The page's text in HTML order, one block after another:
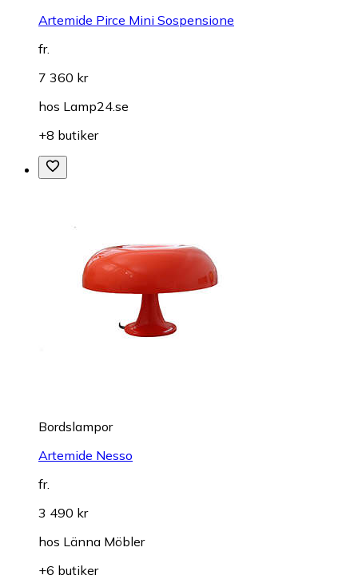
Artemide Pirce Mini Sospensione
fr.
7 360 kr
hos Lamp24.se
+8 butiker
Bordslampor
Artemide Nesso
fr.
3 490 kr
hos Länna Möbler
+6 butiker